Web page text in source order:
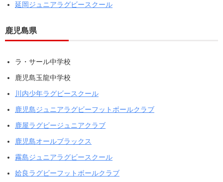
延岡ジュニアラグビースクール
鹿児島県
ラ・サール中学校
鹿児島玉龍中学校
川内少年ラグビースクール
鹿児島ジュニアラグビーフットボールクラブ
鹿屋ラグビージュニアクラブ
鹿児島オールブラックス
霧島ジュニアラグビースクール
姶良ラグビーフットボールクラブ